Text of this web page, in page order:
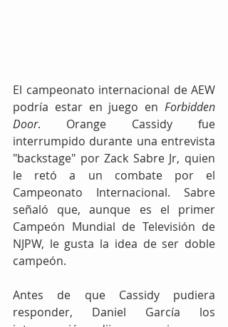
El campeonato internacional de AEW
podría estar en juego en Forbidden
Door. Orange Cassidy fue
interrumpido durante una entrevista
"backstage" por Zack Sabre Jr, quien
le retó a un combate por el
Campeonato Internacional. Sabre
señaló que, aunque es el primer
Campeón Mundial de Televisión de
NJPW, le gusta la idea de ser doble
campeón.
Antes de que Cassidy pudiera
responder, Daniel García los